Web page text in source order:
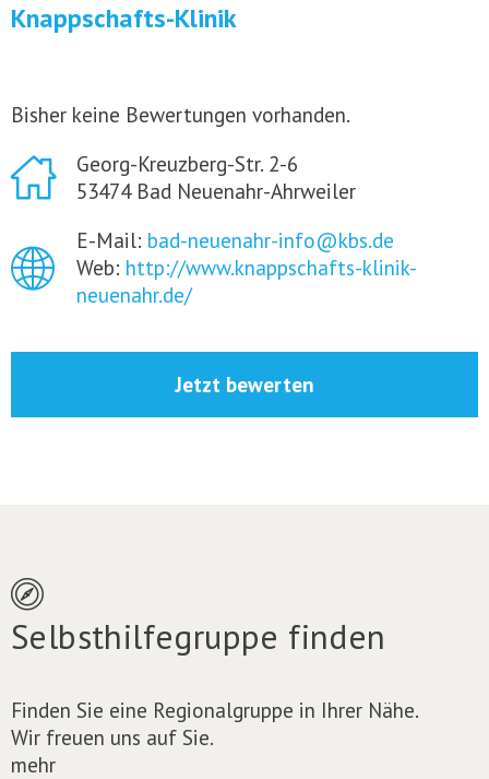
Knappschafts-Klinik
Bisher keine Bewertungen vorhanden.
Georg-Kreuzberg-Str. 2-6
53474 Bad Neuenahr-Ahrweiler
E-Mail: bad-neuenahr-info@kbs.de
Web: http://www.knappschafts-klinik-
neuenahr.de/
Jetzt bewerten
Selbsthilfegruppe finden
Finden Sie eine Regionalgruppe in Ihrer Nähe.
Wir freuen uns auf Sie.
mehr